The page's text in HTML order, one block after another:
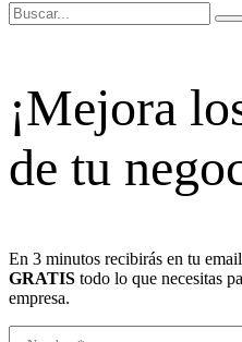
¡Mejora
de tu
En 3 minutos recibirás en tu email
GRATIS todo lo que necesitas
empresa.